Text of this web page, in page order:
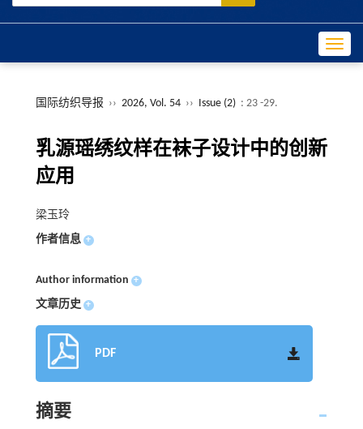
国际纺织导报 ›› 2026, Vol. 54 ›› Issue (2) : 23 -29.
乳源瑶绣纹样在袜子设计中的创新
应用
梁玉玲
作者信息 +
Author information +
文章历史 +
PDF
摘要